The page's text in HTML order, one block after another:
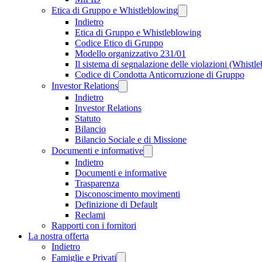
Etica di Gruppo e Whistleblowing
Indietro
Etica di Gruppo e Whistleblowing
Codice Etico di Gruppo
Modello organizzativo 231/01
Il sistema di segnalazione delle violazioni
Codice di Condotta Anticorruzione di Gruppo
Investor Relations
Indietro
Investor Relations
Statuto
Bilancio
Bilancio Sociale e di Missione
Documenti e informative
Indietro
Documenti e informative
Trasparenza
Disconoscimento movimenti
Definizione di Default
Reclami
Rapporti con i fornitori
La nostra offerta
Indietro
Famiglie e Privati